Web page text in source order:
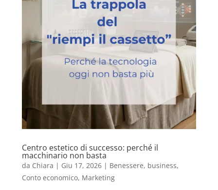
Centro estetico di successo: perché il
macchinario non basta
da Chiara | Giu 17, 2026| Benessere, business,
Conto economico, Marketing